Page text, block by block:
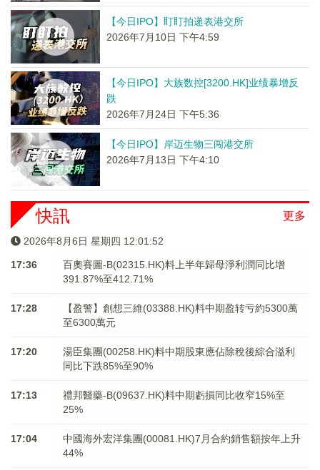
【今日IPO】盯盯拍递表港交所
2026年7月10日 下午4:59
【今日IPO】大族数控[3200.HK]业绩暴增反
跌
2026年7月24日 下午5:36
【今日IPO】岸迈生物三闯港交所
2026年7月13日 下午4:10
更多
快訊
2026年8月6日 星期四 12:01:53
17:36
百奧賽圖-B(02315.HK)料上半年歸母淨利潤同比增
391.87%至412.71%
17:28
【盈警】創想三維(03388.HK)料中期盈转亏約5300萬
至6300萬元
17:20
湯臣集團(00258.HK)料中期股東應佔除稅後綜合溢利
同比下跌85%至90%
17:13
禮邦醫藥-B(09637.HK)料中期虧損同比收窄15%至
25%
17:04
中國海外宏洋集團(00081.HK)7月合約銷售額按年上升
44%